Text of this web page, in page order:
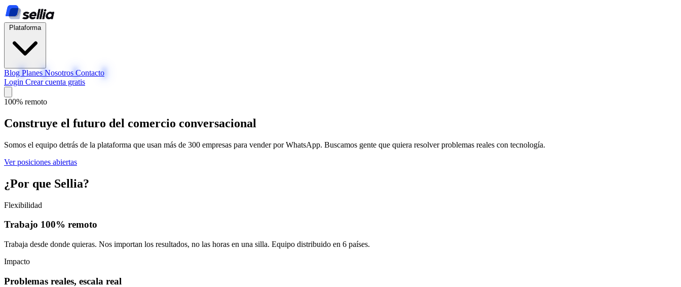
Plataforma
Blog Planes Nosotros Contacto
Login Crear cuenta gratis
100% remoto
Construye el futuro del comercio conversacional
Somos el equipo detrás de la plataforma que usan más de 300 empresas para vender por WhatsApp. Buscamos gente que quiera resolver problemas reales con tecnología.
Ver posiciones abiertas
¿Por que Sellia?
Flexibilidad
Trabajo 100% remoto
Trabaja desde donde quieras. Nos importan los resultados, no las horas en una silla. Equipo distribuido en 6 países.
Impacto
Problemas reales, escala real